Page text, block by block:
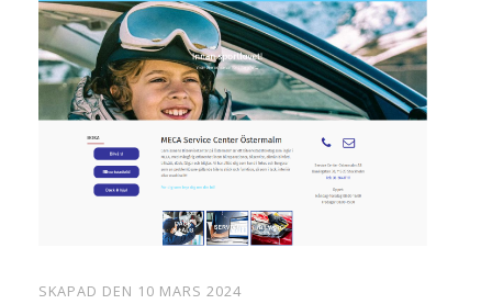
SKAPAD DEN 10 MARS 2024